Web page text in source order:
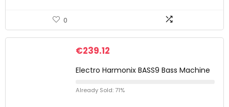
0
€239.12
Electro Harmonix BASS9 Bass Machine
Already Sold: 71%